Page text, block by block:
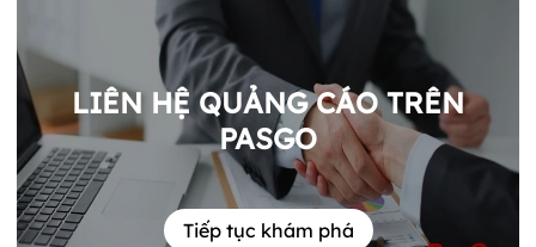
LIÊN HỆ QUẢNG CÁO TRÊN
PASGO
Tiếp tục khám phá